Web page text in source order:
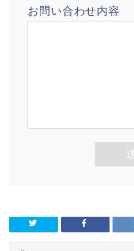
お問い合わせ内容